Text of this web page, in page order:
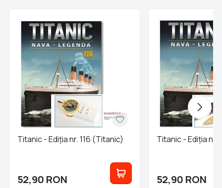
Titanic - Ediția nr. 116 (Titanic)
52,90 RON
Titanic - Ediția
52,90 RON